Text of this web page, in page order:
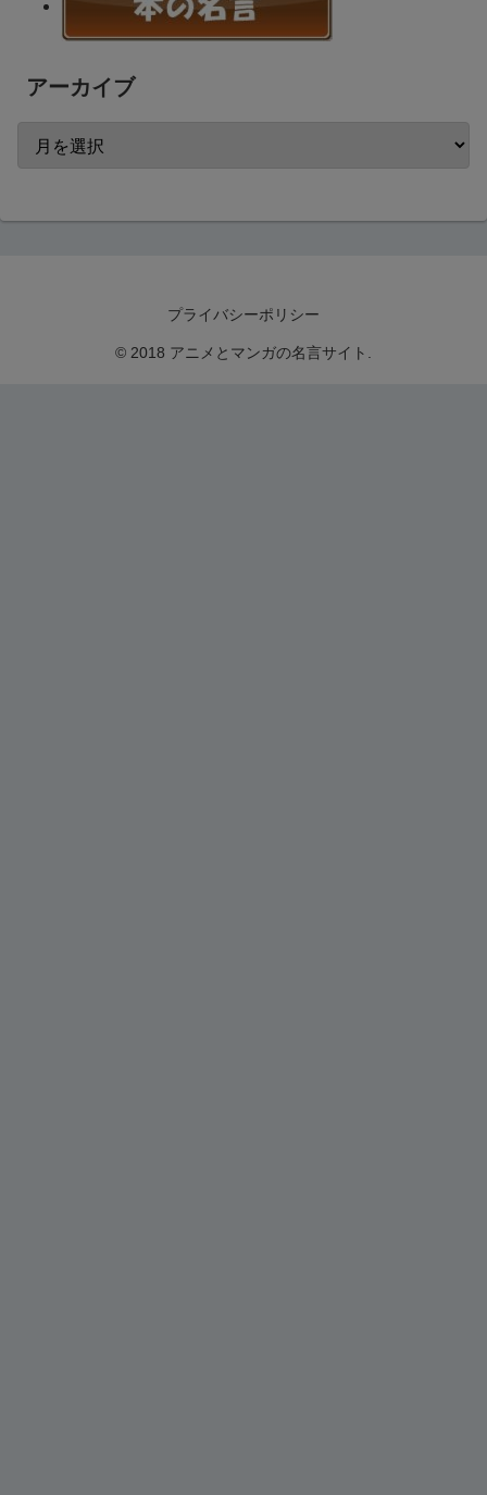
アーカイブ
プライバシーポリシー
© 2018 アニメとマンガの名言サイト.